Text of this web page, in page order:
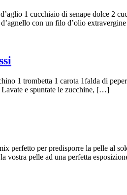
1 cucchiaio di senape dolce 2
con un filo d’olio
1 trombetta 1 carota 1falda di
Lavate e spuntate le zucchine, […]
perfetto per predisporre la pelle al
vostra pelle ad una perfetta